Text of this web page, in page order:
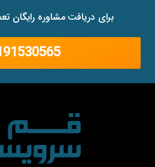
برای دریافت مشاوره رایگان